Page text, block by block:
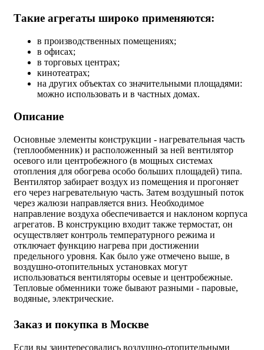
Такие агрегаты широко применяются:
в производственных помещениях;
в офисах;
в торговых центрах;
кинотеатрах;
на других объектах со значительными площадями:
можно использовать и в частных домах.
Описание
Основные элементы конструкции - нагревательная часть
(теплообменник) и расположенный за ней вентилятор
осевого или центробежного (в мощных системах
отопления для обогрева особо больших площадей) типа.
Вентилятор забирает воздух из помещения и прогоняет
его через нагревательную часть. Затем воздушный поток
через жалюзи направляется вниз. Необходимое
направление воздуха обеспечивается и наклоном корпуса
агрегатов. В конструкцию входит также термостат, он
осуществляет контроль температурного режима и
отключает функцию нагрева при достижении
предельного уровня. Как было уже отмечено выше, в
воздушно-отопительных установках могут
использоваться вентиляторы осевые и центробежные.
Тепловые обменники тоже бывают разными - паровые,
водяные, электрические.
Заказ и покупка в Москве
Если вы заинтересовались воздушно-отопительными